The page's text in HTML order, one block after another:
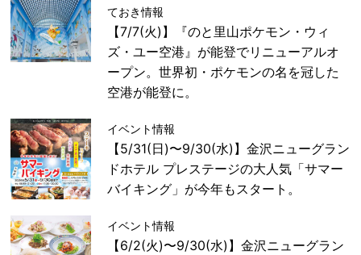
ておき情報
【7/7(火)】『のと里山ポケモン・ウィ
ズ・ユー空港』が能登でリニューアルオ
ープン。世界初・ポケモンの名を冠した
空港が能登に。
イベント情報
【5/31(日)〜9/30(水)】金沢ニューグラン
ドホテル プレステージの大人気「サマー
バイキング」が今年もスタート。
イベント情報
【6/2(火)〜9/30(水)】金沢ニューグラン